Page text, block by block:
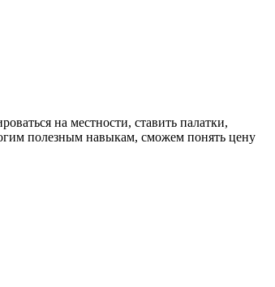
на местности, ставить палатки,
полезным навыкам, сможем понять цену